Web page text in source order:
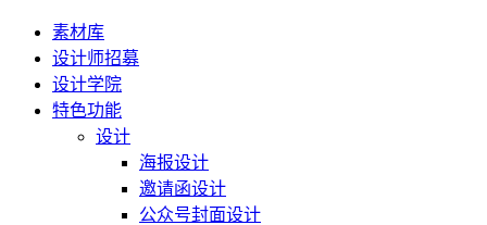
素材库
设计师招募
设计学院
特色功能
设计
海报设计
邀请函设计
公众号封面设计